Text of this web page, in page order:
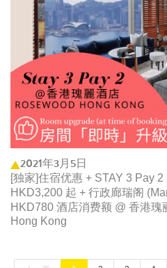
2021年3月5日
[独家]住宿优惠 + STAY 3 Pay
HKD3,200 起 + 行政廊瑞阁
HKD780 酒店消费额 @ 香港瑰
Hong Kong